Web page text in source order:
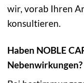
wir, vorab Ihren
konsultieren.
Haben NOBLE
Nebenwirkungen?